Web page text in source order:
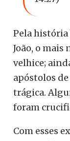
Pela história
João, o mais
velhice;
apóstolos
trágica.
foram
Com esses